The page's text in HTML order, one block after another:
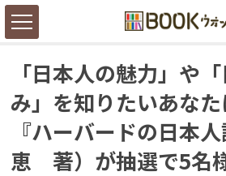
「日本人の魅力」や
み」を知りたいあなた
『ハーバードの日本
恵 著）が抽選で5名